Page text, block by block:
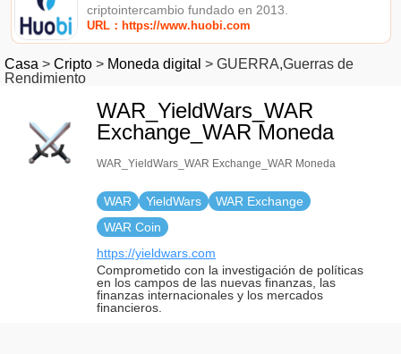
criptointercambio fundado en 2013.
URL：https://www.huobi.com
Casa > Cripto > Moneda digital > GUERRA,Guerras de
Rendimiento
WAR_YieldWars_WAR
Exchange_WAR Moneda
WAR_YieldWars_WAR Exchange_WAR Moneda
WAR YieldWars
WAR Exchange
WAR Coin
https://yieldwars.com
Comprometido con la investigación de políticas
en los campos de las nuevas finanzas, las
finanzas internacionales y los mercados
financieros.